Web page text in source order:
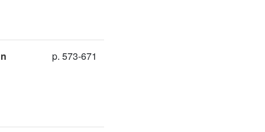
p. 573-671